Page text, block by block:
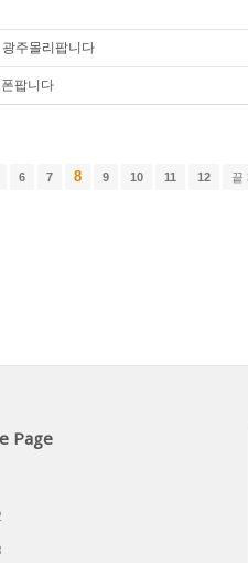
주몰리팝니다
팝니다
6 7 8 9 10 11 12 끝
Page